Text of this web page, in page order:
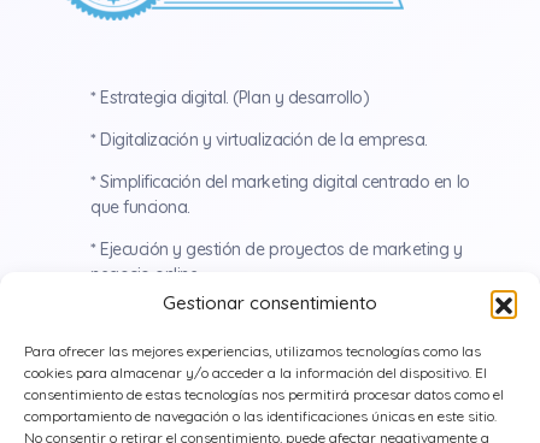
Gestionar consentimiento
Para ofrecer las mejores experiencias, utilizamos tecnologías como las
cookies para almacenar y/o acceder a la información del dispositivo. El
consentimiento de estas tecnologías nos permitirá procesar datos como el
comportamiento de navegación o las identificaciones únicas en este sitio.
No consentir o retirar el consentimiento, puede afectar negativamente a
* Estrategia digital. (Plan y desarrollo)
* Digitalización y virtualización de la empresa.
* Simplificación del marketing digital centrado en lo
que funciona.
* Ejecución y gestión de proyectos de marketing y
negocio online.
Dirección de marketing digital estratégico.
*Estrategia y tácticas que mejoran la captación de
clientes.
*Consultoría para aumentar la posición digital de la